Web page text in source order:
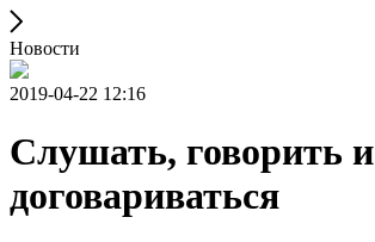
Новости
2019-04-22 12:16
Слушать, говорить и
договариваться